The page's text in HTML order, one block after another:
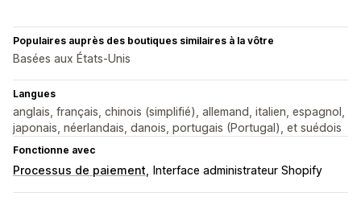
Populaires auprès des boutiques similaires à la vôtre
Basées aux États-Unis
Langues
anglais, français, chinois (simplifié), allemand, italien, espagnol,
japonais, néerlandais, danois, portugais (Portugal), et suédois
Fonctionne avec
Processus de paiement Interface administrateur Shopify